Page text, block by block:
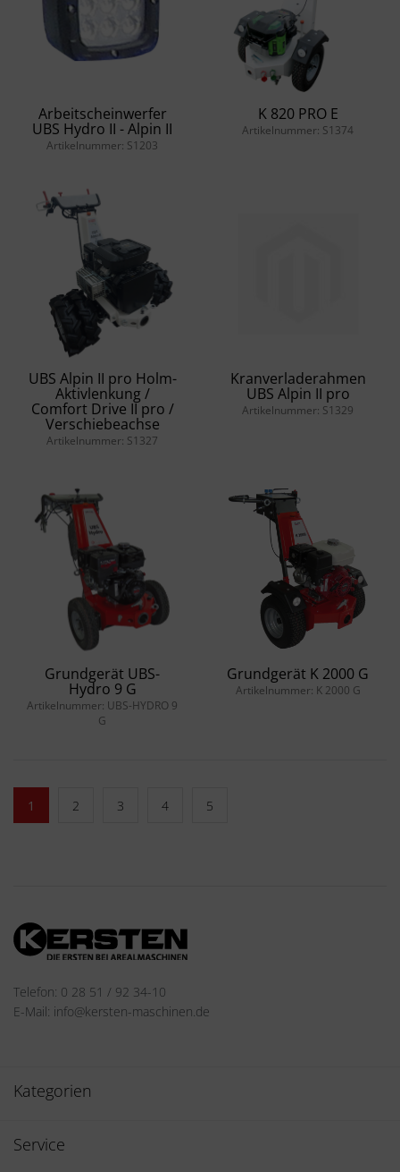
Arbeitscheinwerfer
UBS Hydro II - Alpin II
Artikelnummer: S1203
K 820 PRO E
Artikelnummer: S1374
UBS Alpin II pro Holm-
Aktivlenkung /
Comfort Drive II pro /
Verschiebeachse
Artikelnummer: S1327
Kranverladerahmen
UBS Alpin II pro
Artikelnummer: S1329
Grundgerät UBS-
Hydro 9 G
Artikelnummer: UBS-HYDRO 9
G
Grundgerät K 2000 G
Artikelnummer: K 2000 G
1 2 3 4 5
Telefon: 0 28 51 / 92 34-10
E-Mail: info@kersten-maschinen.de
Kategorien
Service